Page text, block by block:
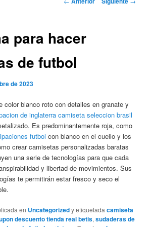
para hacer
de futbol
de 2023
color blanco roto con detalles en granate y
de inglaterra camiseta seleccion brasil
Es predominantemente roja, como
futbol con blanco en el cuello y los
crear camisetas personalizadas baratas
una serie de tecnologías para que cada
y libertad de movimientos. Sus
te permitirán estar fresco y seco el
en Uncategorizedy etiquetadacamiseta
descuento tienda real betis,sudaderas de